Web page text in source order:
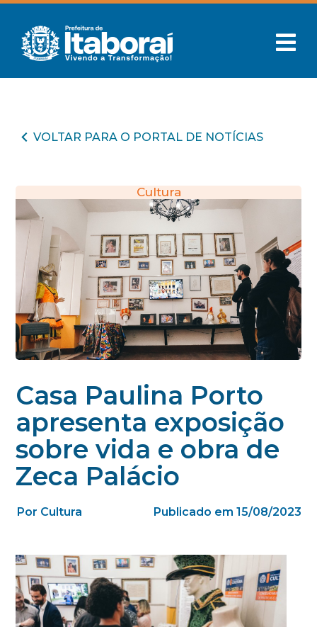
VOLTAR PARA O PORTAL DE NOTÍCIAS
Cultura
Casa Paulina Porto
apresenta exposição
sobre vida e obra de
Zeca Palácio
Por Cultura Publicado em 15/08/2023